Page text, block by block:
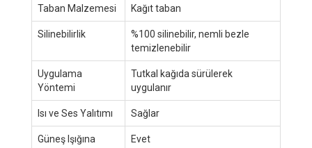
Taban Malzemesi Kağıt taban
Silinebilirlik
%100 silinebilir, nemli bezle
temizlenebilir
Uygulama
Yöntemi
Tutkal kağıda sürülerek
uygulanır
Isı ve Ses Yalıtımı Sağlar
Güneş Işığına
Evet